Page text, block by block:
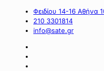
Φειδίου 14-16 Αθήνα
210 3301814
info@sate.gr